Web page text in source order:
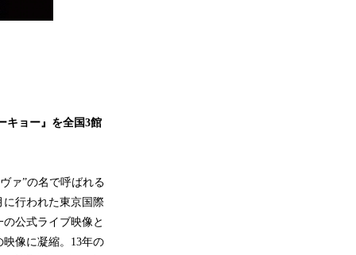
キョー』を全国3館
ァ”の名で呼ばれる
に行われた東京国際
公式ライブ映像と
像に凝縮。13年の